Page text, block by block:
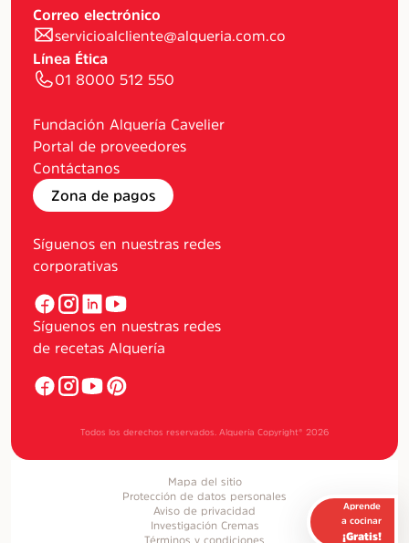
Correo electrónico
servicioalcliente@alqueria.com.co
Línea Ética
01 8000 512 550
Fundación Alquería Cavelier
Portal de proveedores
Contáctanos
Zona de pagos
Síguenos en nuestras redes
corporativas
Síguenos en nuestras redes
de recetas Alquería
Todos los derechos reservados. Alquería Copyright® 2026
Mapa del sitio
Protección de datos personales
Aviso de privacidad
Investigación Cremas
Términos y condiciones
Aprende
a cocinar
¡Gratis!